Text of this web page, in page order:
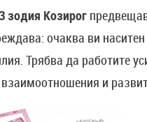
зодия Козирог
очаква ви
Трябва да работите
и